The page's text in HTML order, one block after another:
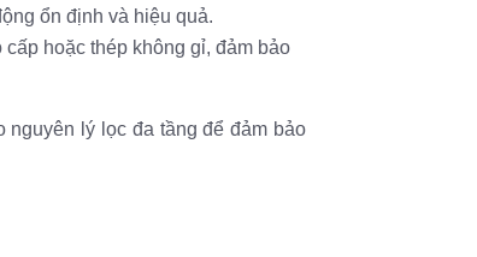
ổn định và hiệu quả.
hoặc thép không gỉ, đảm bảo
nguyên lý lọc đa tầng để đảm bảo